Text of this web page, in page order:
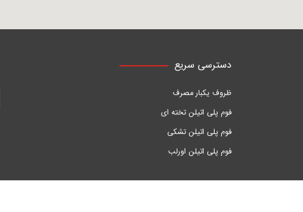
دسترسی سریع
ظروف یکبار مصرف
فوم پلی اتیلن تخته ای
فوم پلی اتیلن تشکی
فوم پلی اتیلن اورلب